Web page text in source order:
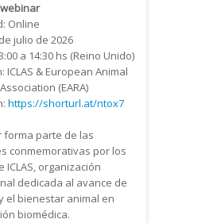
Online
julio de 2026
a 14:30 hs (Reino Unido)
ICLAS & European Animal
(EARA)
https://shorturl.at/ntox7
forma parte de las
conmemorativas por los
ICLAS, organización
dedicada al avance de
el bienestar animal en
biomédica.